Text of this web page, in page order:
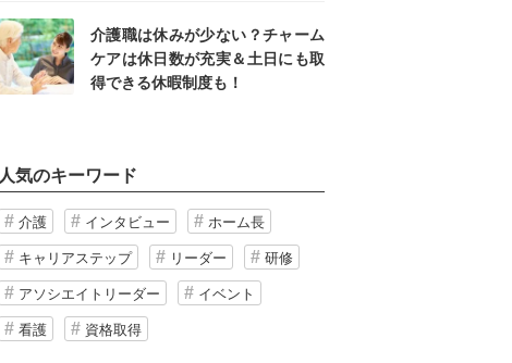
介護職は休みが少ない？チャーム
ケアは休日数が充実＆土日にも取
得できる休暇制度も！
人気のキーワード
介護 インタビュー ホーム長
キャリアステップ リーダー 研修
アソシエイトリーダー イベント
看護 資格取得